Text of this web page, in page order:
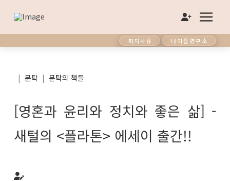
파지사유 나이듦연구소
| 문탁 | 문탁의 책들
[영혼과 윤리와 정치와 좋은 삶] -
새털의 <플라톤> 에세이 출간!!